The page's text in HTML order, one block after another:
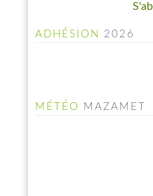
ADHÉSION 2026
MÉTÉO MAZAMET